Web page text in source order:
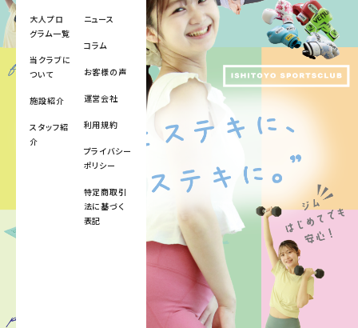
大人プロ
グラム一覧
当クラブに
ついて
施設紹介
スタッフ紹
介
ニュース
コラム
お客様の声
運営会社
利用規約
プライバシー
ポリシー
特定商取引
法に基づく
表記